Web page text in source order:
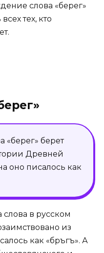
слова «берег»
тех, кто
«берег» берет
Древней
оно писалось как
в русском
из
как «бръгъ». А